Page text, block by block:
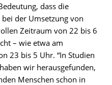
dass die
der Umsetzung von
Zeitraum von 22 bis 6
– wie etwa am
23 bis 5 Uhr. “In Studien
wir herausgefunden,
Menschen schon in